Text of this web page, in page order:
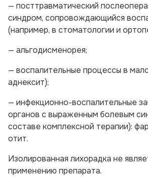
— посттравматический
синдром, сопровождающийся
(например, в стоматологии и
— альгодисменорея;
— воспалительные процессы в
аднексит);
— инфекционно-воспалительные
органов с выраженным болевым
составе комплексной терапии):
отит.
Изолированная лихорадка не
применению препарата.